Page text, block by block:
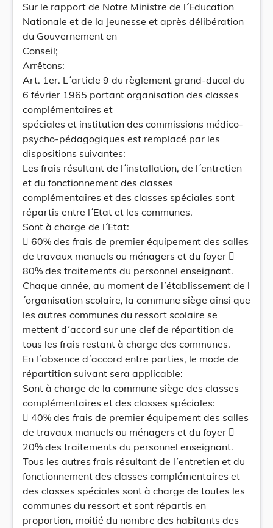
Sur le rapport de Notre Ministre de l´Education
Nationale et de la Jeunesse et après délibération
du Gouvernement en
Conseil;
Arrêtons:
Art. 1er. L´article 9 du règlement grand-ducal du
6 février 1965 portant organisation des classes
complémentaires et
spéciales et institution des commissions médico-
psycho-pédagogiques est remplacé par les
dispositions suivantes:
Les frais résultant de l´installation, de l´entretien
et du fonctionnement des classes
complémentaires et des classes spéciales sont
répartis entre l´Etat et les communes.
Sont à charge de l´Etat:
 60% des frais de premier équipement des salles
de travaux manuels ou ménagers et du foyer 
80% des traitements du personnel enseignant.
Chaque année, au moment de l´établissement de l
´organisation scolaire, la commune siège ainsi que
les autres communes du ressort scolaire se
mettent d´accord sur une clef de répartition de
tous les frais restant à charge des communes.
En l´absence d´accord entre parties, le mode de
répartition suivant sera applicable:
Sont à charge de la commune siège des classes
complémentaires et des classes spéciales:
 40% des frais de premier équipement des salles
de travaux manuels ou ménagers et du foyer 
20% des traitements du personnel enseignant.
Tous les autres frais résultant de l´entretien et du
fonctionnement des classes complémentaires et
des classes spéciales sont à charge de toutes les
communes du ressort et sont répartis en
proportion, moitié du nombre des habitants des